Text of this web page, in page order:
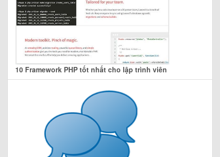
10 Framework PHP tốt nhất cho lập trình viên